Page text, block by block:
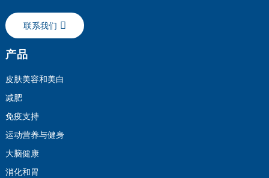
联系我们
产品
皮肤美容和美白
减肥
免疫支持
运动营养与健身
大脑健康
消化和胃